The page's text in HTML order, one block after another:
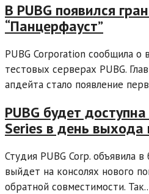
В PUBG появился
“Панцерфауст”
PUBG Corporation сообщила о
тестовых серверах PUBG.
апдейта стало появление
PUBG будет
Series в день выхода
Студия PUBG Corp. объявила в
выйдет на консолях нового
обратной совместимости.